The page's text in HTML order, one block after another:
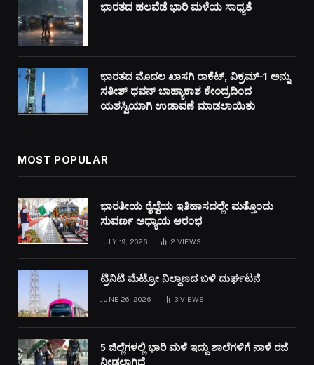
ಭಾರತದ ಹಲವೆಡೆ ಭಾರಿ ಮಳೆಯ ಸಾಧ್ಯತೆ
ಭಾರತದ ಮೊದಲ ಖಾಸಗಿ ರಾಕೆಟ್, ವಿಕ್ರಮ್-1 ಅನ್ನು
ಸತೀಶ್ ಧವನ್ ಬಾಹ್ಯಾಕಾಶ ಕೇಂದ್ರದಿಂದ
ಯಶಸ್ವಿಯಾಗಿ ಉಡಾವಣೆ ಮಾಡಲಾಯಿತು
MOST POPULAR
ಭಾರತೀಯ ರೈಲ್ವೆಯ ಇತಿಹಾಸದಲ್ಲೇ ಮತ್ತೊಂದು
ಸುವರ್ಣ ಅಧ್ಯಾಯ ಆರಂಭ
JULY 19, 2026 2 VIEWS
ಟ್ರಿನಿಟಿ ಮೆಟ್ರೋ ನಿಲ್ದಾಣದ ಬಳಿ ದುರ್ಘಟನೆ
JUNE 26, 2026 3 VIEWS
5 ಜಿಲ್ಲೆಗಳಲ್ಲಿ ಭಾರಿ ಮಳೆ ಇದ್ದು ಶಾಲೆಗಳಿಗೆ ನಾಳೆ ರಜೆ
ನೀಡಲಾಗಿದೆ